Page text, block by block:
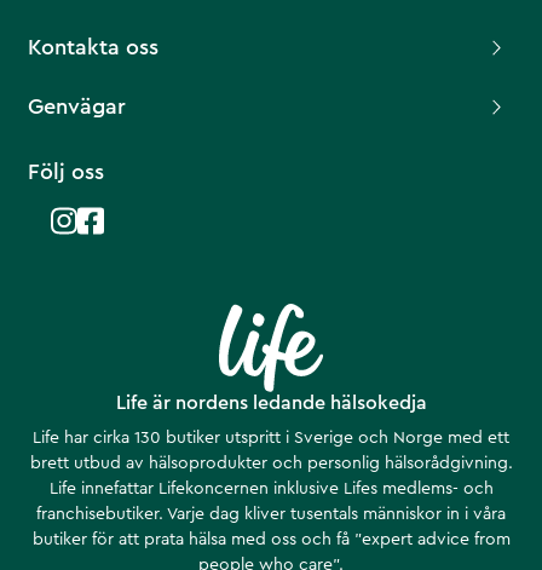
Life är nordens ledande hälsokedja
Life har cirka 130 butiker utspritt i Sverige och Norge med ett
brett utbud av hälsoprodukter och personlig hälsorådgivning.
Life innefattar Lifekoncernen inklusive Lifes medlems- och
franchisebutiker. Varje dag kliver tusentals människor in i våra
butiker för att prata hälsa med oss och få ”expert advice from
people who care”.
Kontakta oss
Genvägar
Följ oss